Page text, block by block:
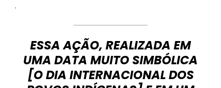
.
ESSA AÇÃO, REALIZADA EM
UMA DATA MUITO SIMBÓLICA
[O DIA INTERNACIONAL DOS